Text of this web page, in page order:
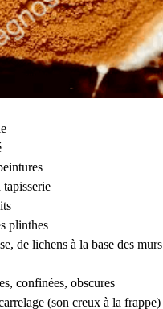
plinthes
de lichens à la base des murs
confinées, obscures
(son creux à la frappe)